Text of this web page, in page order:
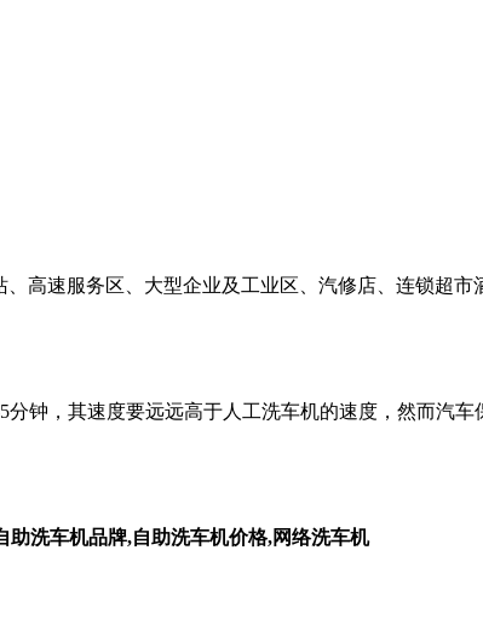
高速服务区、大型企业及工业区、汽修店、连锁超市
分钟，其速度要远远高于人工洗车机的速度，然而汽